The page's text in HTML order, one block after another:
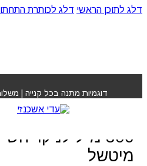
דלג לתוכן הראשי דלג לכותרת
דוגמיות מתנה בכל קנייה | משלוח
השיער פול מיטשל
שמפו עץ התה טי
300 מ"ל לניקוי
מיטשל